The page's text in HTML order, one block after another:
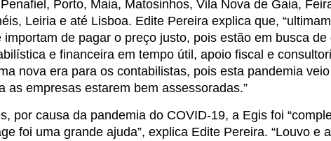
Porto, Maia, Matosinhos, Vila Nova de Gaia,
Leiria e até Lisboa. Edite Pereira explica que,
importam de pagar o preço justo, pois estão em busca
e financeira em tempo útil, apoio fiscal e
nova era para os contabilistas, pois esta pandemia
as empresas estarem bem assessoradas.”
por causa da pandemia do COVID-19, a Egis foi
foi uma grande ajuda”, explica Edite Pereira. “Louvo e